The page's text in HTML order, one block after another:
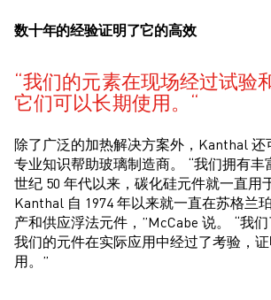
数十年的经验证明了它的高效
我们的元素在现场经过试验
它们可以长期使用。
除了广泛的加热解决方案外，Kanthal 还
专业知识帮助玻璃制造商。 “我们拥有丰
世纪 50 年代以来，碳化硅元件就一直用
Kanthal 自 1974 年以来就一直在苏格兰
产和供应浮法元件，”McCabe 说。 “我
我们的元件在实际应用中经过了考验，
用。”